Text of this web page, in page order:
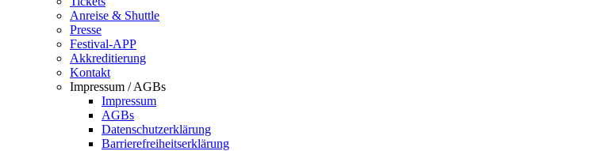
Anreise & Shuttle
Presse
Festival-APP
Akkreditierung
Kontakt
Impressum / AGBs
Impressum
AGBs
Datenschutzerklärung
Barrierefreiheitserklärung